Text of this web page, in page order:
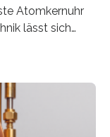
Atomkernuhr
lässt sich
jahrzehntelang
2024 gelang